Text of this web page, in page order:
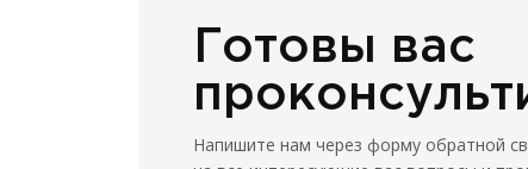
Готовы вас
Напишите нам через форму обратной